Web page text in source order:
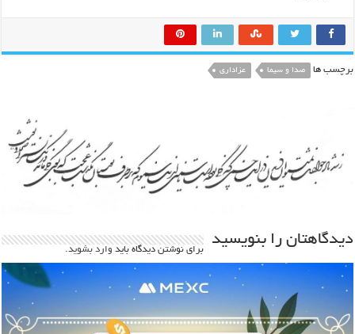
برچسب ها صدا و سیما عزاداری
دیدگاهتان را بنویسید
برای نوشتن دیدگاه باید وارد بشوید.